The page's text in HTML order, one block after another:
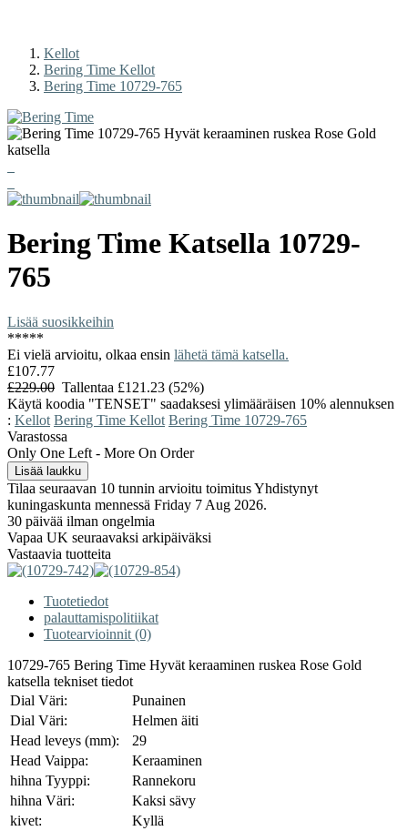
Kellot
Bering Time Kellot
Bering Time 10729-765
Bering Time Katsella 10729-
765
Lisää suosikkeihin
*****
Ei vielä arvioitu, olkaa ensin lähetä tämä katsella.
£107.77
£229.00 Tallentaa £121.23 (52%)
Käytä koodia "TENSET" saadaksesi ylimääräisen 10% alennuksen
: Kellot Bering Time Kellot Bering Time 10729-765
Varastossa
Only One Left - More On Order
Tilaa seuraavan 10 tunnin arvioitu toimitus Yhdistynyt
kuningaskunta mennessä Friday 7 Aug 2026.
30 päivää ilman ongelmia
Vapaa UK seuraavaksi arkipäiväksi
Vastaavia tuotteita
Tuotetiedot
palauttamispolitiikat
Tuotearvioinnit (0)
10729-765 Bering Time Hyvät keraaminen ruskea Rose Gold
katsella tekniset tiedot
Dial Väri:
Punainen
Dial Väri:
Helmen äiti
Head leveys (mm):
29
Head Vaippa:
Keraaminen
hihna Tyyppi:
Rannekoru
hihna Väri:
Kaksi sävy
kivet:
Kyllä